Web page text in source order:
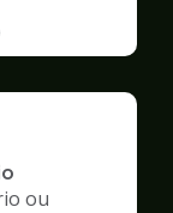
ou